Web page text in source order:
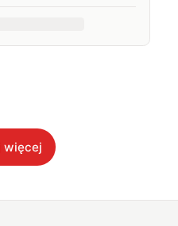
więcej